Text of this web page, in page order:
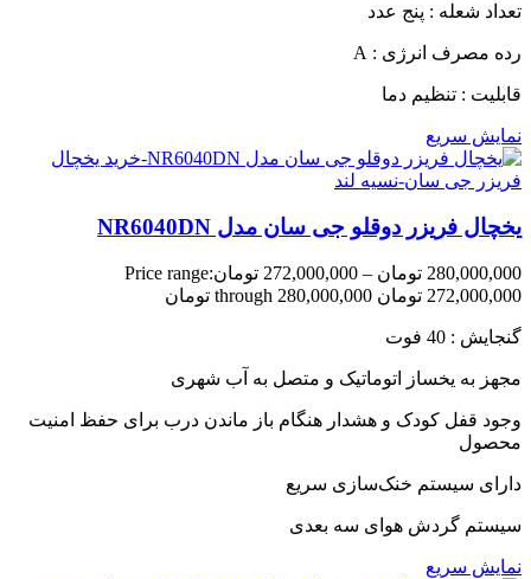
تعداد شعله : پنج عدد
رده مصرف انرژی : A
قابلیت : تنظیم دما
نمایش سریع
یخچال فریزر دوقلو جی سان مدل NR6040DN
280,000,000 تومان –
272,000,000 تومانPrice range:
272,000,000 تومان through 280,000,000 تومان
گنجایش : 40 فوت
مجهز به یخساز اتوماتیک و متصل به آب شهری
وجود قفل کودک و هشدار هنگام باز ماندن درب برای حفظ امنیت
محصول
دارای سیستم خنک‌سازی سریع
سیستم گردش هوای سه بعدی
نمایش سریع